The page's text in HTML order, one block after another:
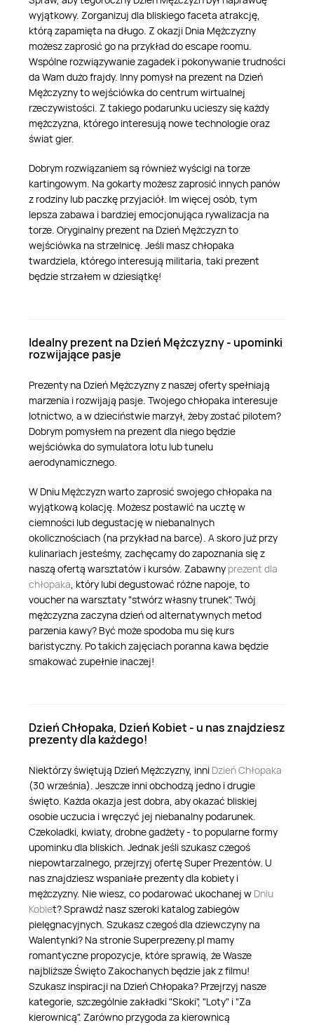
wyjątkowy. Zorganizuj dla bliskiego faceta atrakcję,
którą zapamięta na długo. Z okazji Dnia Mężczyzny
możesz zaprosić go na przykład do escape roomu.
Wspólne rozwiązywanie zagadek i pokonywanie trudności
da Wam dużo frajdy. Inny pomysł na prezent na Dzień
Mężczyzny to wejściówka do centrum wirtualnej
rzeczywistości. Z takiego podarunku ucieszy się każdy
mężczyzna, którego interesują nowe technologie oraz
świat gier.
Dobrym rozwiązaniem są również wyścigi na torze
kartingowym. Na gokarty możesz zaprosić innych panów
z rodziny lub paczkę przyjaciół. Im więcej osób, tym
lepsza zabawa i bardziej emocjonująca rywalizacja na
torze. Oryginalny prezent na Dzień Mężczyzn to
wejściówka na strzelnicę. Jeśli masz chłopaka
twardziela, którego interesują militaria, taki prezent
będzie strzałem w dziesiątkę!
Idealny prezent na Dzień Mężczyzny - upominki
rozwijające pasje
Prezenty na Dzień Mężczyzny z naszej oferty spełniają
marzenia i rozwijają pasje. Twojego chłopaka interesuje
lotnictwo, a w dzieciństwie marzył, żeby zostać pilotem?
Dobrym pomysłem na prezent dla niego będzie
wejściówka do symulatora lotu lub tunelu
aerodynamicznego.
W Dniu Mężczyzn warto zaprosić swojego chłopaka na
wyjątkową kolację. Możesz postawić na ucztę w
ciemności lub degustację w niebanalnych
okolicznościach (na przykład na barce). A skoro już przy
kulinariach jesteśmy, zachęcamy do zapoznania się z
naszą ofertą warsztatów i kursów. Zabawny prezent dla
chłopaka, który lubi degustować różne napoje, to
voucher na warsztaty "stwórz własny trunek". Twój
mężczyzna zaczyna dzień od alternatywnych metod
parzenia kawy? Być może spodoba mu się kurs
baristyczny. Po takich zajęciach poranna kawa będzie
smakować zupełnie inaczej!
Dzień Chłopaka, Dzień Kobiet - u nas znajdziesz
prezenty dla każdego!
Niektórzy świętują Dzień Mężczyzny, inni Dzień Chłopaka
(30 września). Jeszcze inni obchodzą jedno i drugie
święto. Każda okazja jest dobra, aby okazać bliskiej
osobie uczucia i wręczyć jej niebanalny podarunek.
Czekoladki, kwiaty, drobne gadżety - to popularne formy
upominku dla bliskich. Jednak jeśli szukasz czegoś
niepowtarzalnego, przejrzyj ofertę Super Prezentów. U
nas znajdziesz wspaniałe prezenty dla kobiety i
mężczyzny. Nie wiesz, co podarować ukochanej w Dniu
Kobiet? Sprawdź nasz szeroki katalog zabiegów
pielęgnacyjnych. Szukasz czegoś dla dziewczyny na
Walentynki? Na stronie Superprezeny.pl mamy
romantyczne propozycje, które sprawią, że Wasze
najbliższe Święto Zakochanych będzie jak z filmu!
Szukasz inspiracji na Dzień Chłopaka? Przejrzyj nasze
kategorie, szczególnie zakładki "Skoki", "Loty" i "Za
kierownicą". Zarówno przygoda za kierownicą